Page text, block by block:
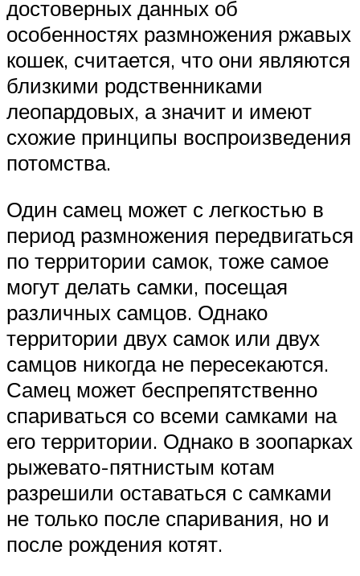
достоверных данных об
особенностях размножения ржавых
кошек, считается, что они являются
близкими родственниками
леопардовых, а значит и имеют
схожие принципы воспроизведения
потомства.
Один самец может с легкостью в
период размножения передвигаться
по территории самок, тоже самое
могут делать самки, посещая
различных самцов. Однако
территории двух самок или двух
самцов никогда не пересекаются.
Самец может беспрепятственно
спариваться со всеми самками на
его территории. Однако в зоопарках
рыжевато-пятнистым котам
разрешили оставаться с самками
не только после спаривания, но и
после рождения котят.